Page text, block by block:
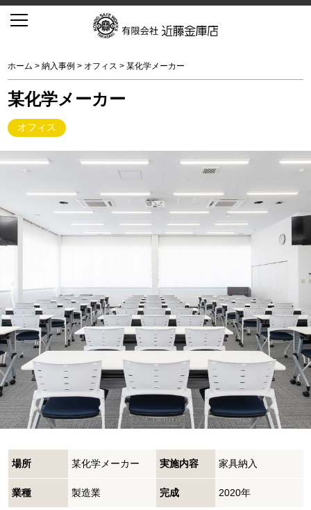
ホーム >納入事例 > オフィス > 某化学メーカー
某化学メーカー
オフィス
場所 某化学メーカー 実施内容 家具納入
業種 製造業 完成 2020年